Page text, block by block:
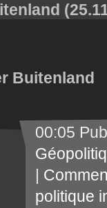
Buitenland
00:05
|
politique